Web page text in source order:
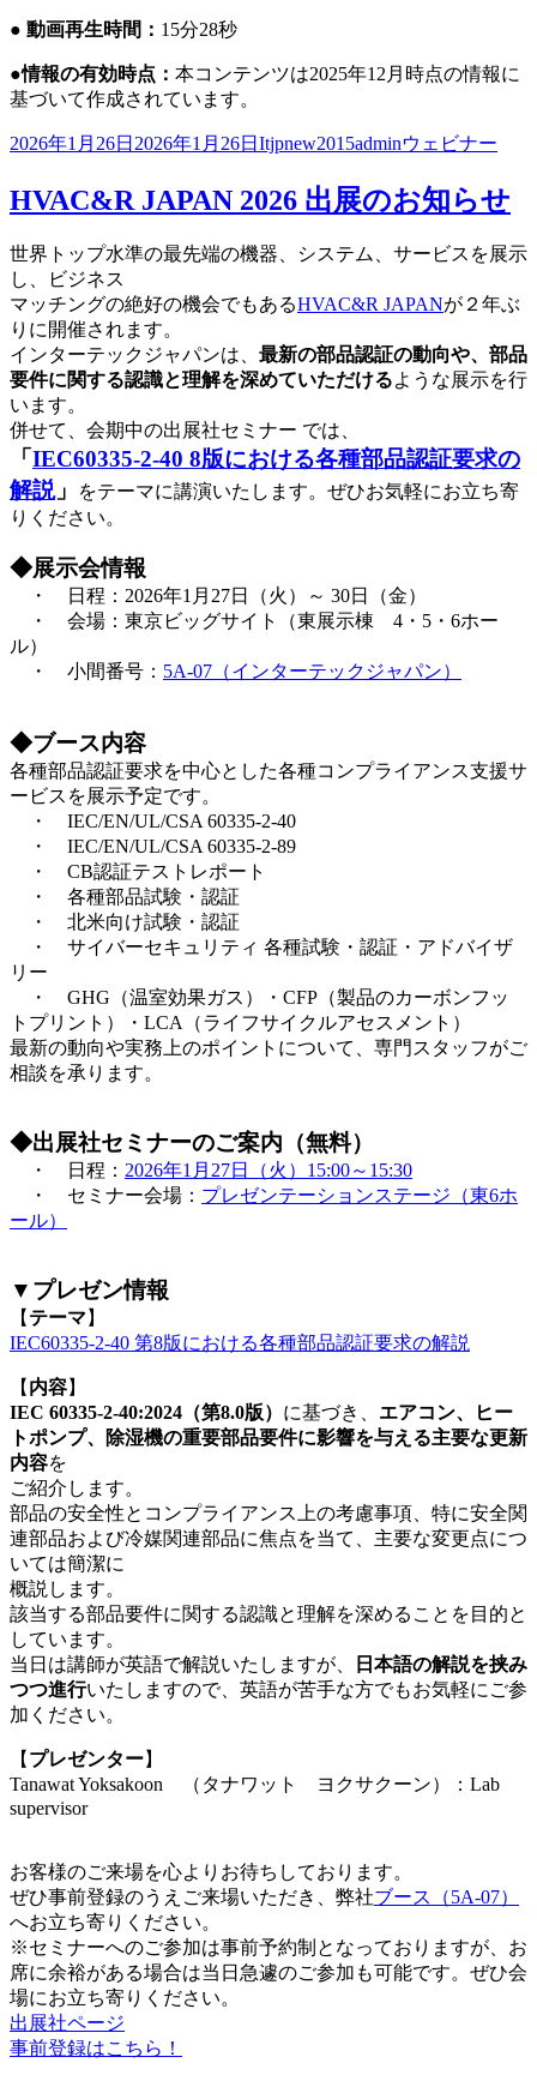
● 動画再生時間： 15分28秒
●情報の有効時点： 本コンテンツは2025年12月時点の情報に
基づいて作成されています。
投
日:
2026年1月26日 2026年1月26日 作
者
Itjpnew2015adminカ
ゴ
リ
ー
ウェビナー
HVAC&R JAPAN 2026 出展のお知らせ
世界トップ水準の最先端の機器、システム、サービスを展示
し、ビジネス
マッチングの絶好の機会でもあるHVAC&R JAPANが２年ぶ
りに開催されます。
インターテックジャパンは、 最新の部品認証の動向や、部品
要件に関する認識と理解を深めていただけるような展示を行
います。
併せて、会期中の出展社セミナー では、
「 IEC60335-2-40 8版における各種部品認証要求の
解説」 をテーマに講演いたします。 ぜひお気軽にお立ち寄
りください。
◆展示会情報
・ 日程：2026年1月27日（火）～ 30日（金）
・ 会場：東京ビッグサイト（東展示棟 4・5・6ホー
ル）
・ 小間番号： 5A-07（インターテックジャパン）
◆ブース内容
各種部品認証要求を中心とした各種コンプライアンス支援サ
ービスを展示予定です。
・ IEC/EN/UL/CSA 60335-2-40
・ IEC/EN/UL/CSA 60335-2-89
・ CB認証テストレポート
・ 各種部品試験・認証
・ 北米向け試験・認証
・ サイバーセキュリティ 各種試験・認証・アドバイザ
リー
・ GHG（温室効果ガス）・CFP（製品のカーボンフッ
トプリント）・LCA（ライフサイクルアセスメント）
最新の動向や実務上のポイントについて、専門スタッフがご
相談を承ります。
◆出展社セミナーのご案内（無料）
・ 日程： 2026年1月27日（火）15:00～15:30
・ セミナー会場： プレゼンテーションステージ（東6ホ
ール）
▼プレゼン情報
【 テーマ 】
IEC60335-2-40 第8版における各種部品認証要求の解説
【 内容】
IEC 60335-2-40:2024（第8.0版） に基づき、 エアコン、ヒー
トポンプ、除湿機の重要部品要件に影響を与える主要な更新
内容を
ご紹介します。
部品の安全性とコンプライアンス上の考慮事項、特に安全関
連部品および冷媒関連部品に焦点を当て、主要な変更点につ
いては簡潔に
概説します。
該当する部品要件に関する認識と理解を深めることを目的と
しています。
当日は講師が英語で解説いたしますが、
日本語の解説を挟み
つつ進行いたしますので、英語が苦手な方でもお気軽にご参
加ください。
【 プレゼンター】
Tanawat Yoksakoon （タナワット ヨクサクーン）：Lab
supervisor
お客様のご来場を心よりお待ちしております。
ぜひ事前登録のうえご来場いただき、弊社ブース（5A-07）
へお立ち寄りください。
※セミナーへのご参加は事前予約制となっておりますが、お
席に余裕がある場合は当日急遽のご参加も可能です。ぜひ会
場にお立ち寄りください。
出展社ページ
事前登録はこちら！